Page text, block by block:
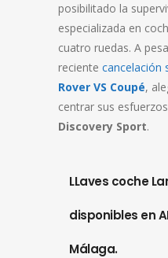
posibilitado la
especializada en
cuatro ruedas. A
reciente cancelación
Rover VS Coupé,
centrar sus
Discovery Sport.
LLaves coche
disponibles en
Málaga.